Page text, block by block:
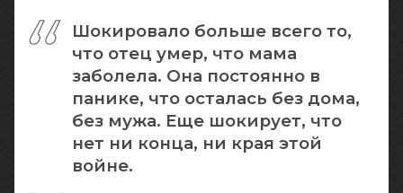
Шокировало больше всего то,
что отец умер, что мама
заболела. Она постоянно в
панике, что осталась без дома,
без мужа. Еще шокирует, что
нет ни конца, ни края этой
войне.